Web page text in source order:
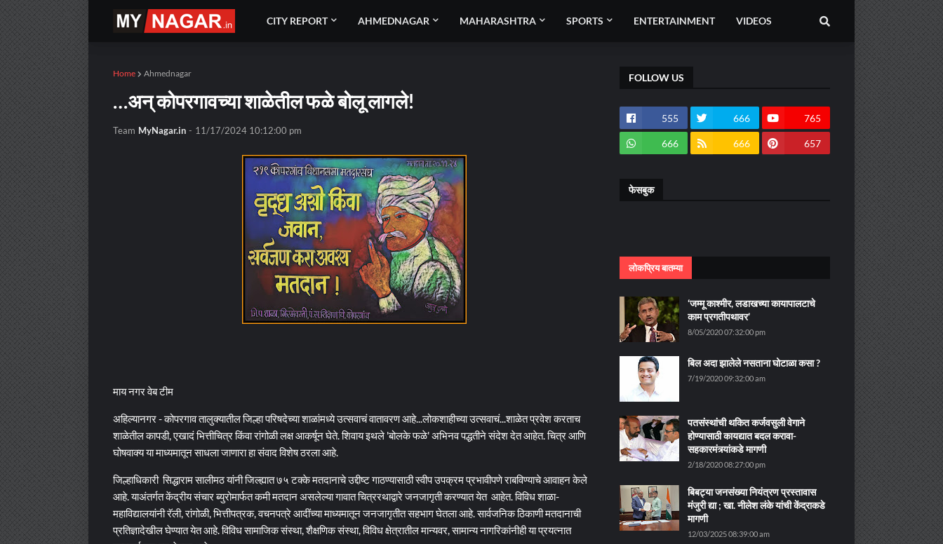
CITY REPORT AHMEDNAGAR MAHARASHTRA SPORTS ENTERTAINMENT VIDEOS
Home Ahmednagar
…अन् कोपरगावच्या शाळेतील फळे बोलू लागले!
Team MyNagar.in - 11/17/2024 10:12:00 pm
माय नगर वेब टीम
अहिल्यानगर - कोपरगाव तालुक्यातील जिल्हा परिषदेच्या शाळांमध्ये उत्सवाचं वातावरण आहे...लोकशाहीच्या उत्सवाचं...शाळेत प्रवेश करताच
शाळेतील कापडी, एखादं भित्तीचित्र किंवा रांगोळी लक्ष आकर्षून घेते. शिवाय इथले 'बोलके फळे' अभिनव पद्धतीने संदेश देत आहेत. चित्र आणि
घोषवाक्य या माध्यमातून साधला जाणारा हा संवाद विशेष ठरला आहे.
जिल्हाधिकारी सिद्धाराम सालीमठ यांनी जिल्ह्यात ७५ टक्के मतदानाचे उद्दीष्ट गाठण्यासाठी स्वीप उपक्रम प्रभावीपणे राबविण्याचे आवाहन केले
आहे. याअंतर्गत केंद्रीय संचार ब्युरोमार्फत कमी मतदान असलेल्या गावात चित्ररथाद्वारे जनजागृती करण्यात येत आहेत. विविध शाळा-
महाविद्यालयांनी रॅली, रांगोळी, भित्तीपत्रक, वचनपत्रे आदींच्या माध्यमातून जनजागृतीत सहभाग घेतला आहे. सार्वजनिक ठिकाणी मतदानाची
प्रतिज्ञादेखील घेण्यात येत आहे. विविध सामाजिक संस्था, शैक्षणिक संस्था, विविध क्षेत्रातील मान्यवर, सामान्य नागरिकांनीही या प्रयत्नात
FOLLOW US
555 666 765
666 666 657
फेसबुक
लोकप्रिय बातम्या
‘जम्मू काश्मीर, लडाखच्या कायापालटाचे
काम प्रगतीपथावर’
8/05/2020 07:32:00 pm
बिल अदा झालेले नसताना घोटाळा कसा ?
7/19/2020 09:32:00 am
पतसंस्थांची थकित कर्जवसुली वेगाने
होण्यासाठी कायद्यात बदल करावा-
सहकारमंत्र्यांकडे मागणी
2/18/2020 08:27:00 pm
बिबट्या जनसंख्या नियंत्रण प्रस्तावास
मंजुरी द्या ; खा. नीलेश लंके यांची केंद्राकडे
मागणी
12/03/2025 08:39:00 am